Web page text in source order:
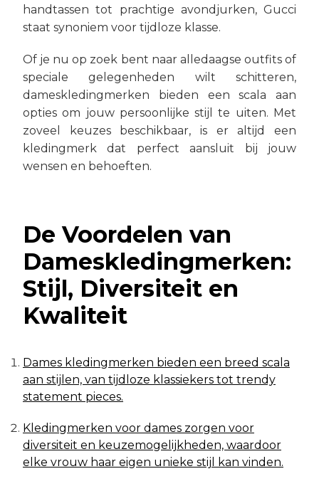
handtassen tot prachtige avondjurken, Gucci
staat synoniem voor tijdloze klasse.
Of je nu op zoek bent naar alledaagse outfits of
speciale gelegenheden wilt schitteren,
dameskledingmerken bieden een scala aan
opties om jouw persoonlijke stijl te uiten. Met
zoveel keuzes beschikbaar, is er altijd een
kledingmerk dat perfect aansluit bij jouw
wensen en behoeften.
De Voordelen van
Dameskledingmerken:
Stijl, Diversiteit en
Kwaliteit
Dames kledingmerken bieden een breed scala
aan stijlen, van tijdloze klassiekers tot trendy
statement pieces.
Kledingmerken voor dames zorgen voor
diversiteit en keuzemogelijkheden, waardoor
elke vrouw haar eigen unieke stijl kan vinden.